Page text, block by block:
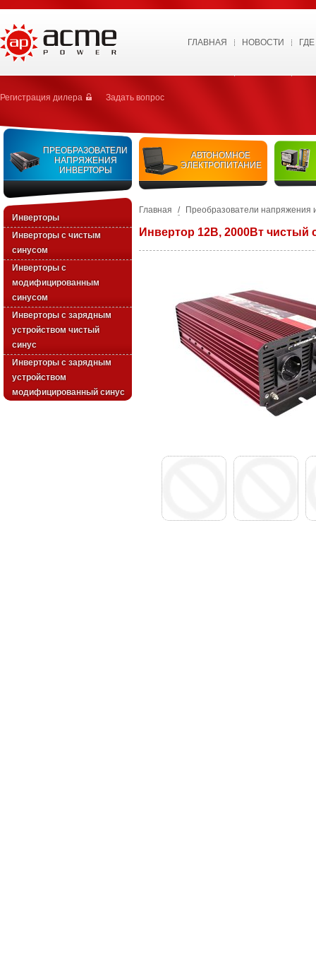
ГЛАВНАЯ НОВОСТИ
Регистрация дилера Задать вопрос
ПРЕОБРАЗОВАТЕЛИ
НАПРЯЖЕНИЯ
ИНВЕРТОРЫ
АВТОНОМНОЕ
ЭЛЕКТРОПИТАНИЕ
Инверторы
Инверторы с чистым
синусом
Инверторы с
модифицированным
синусом
Инверторы с зарядным
устройством чистый
синус
Инверторы с зарядным
устройством
модифицированный синус
Главная / Преобразователи напряжения
Инвертор 12В, 2000Вт чистый